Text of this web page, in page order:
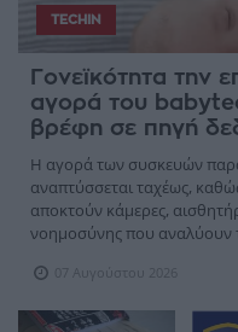
TECHIN
Γονεϊκότητα την
αγορά του
βρέφη σε πηγή
Η αγορά των συσκευών
αναπτύσσεται ταχέως,
αποκτούν κάμερες,
νοημοσύνης που αναλύουν
07 Αυγούστου 2026